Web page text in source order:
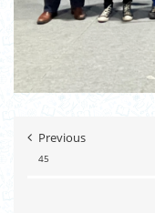
Previous
45